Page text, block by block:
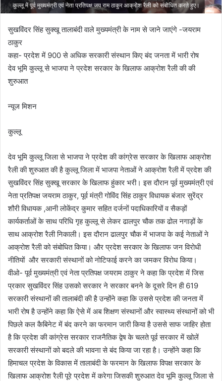
कुल्लू में पूर्व मुख्यमंत्री एवं नेता प्रतिपक्ष जय राम ठाकुर आक्रोश रैली को संबोधित करते हुए।
सुखविंदर सिंह सुक्खू तालाबंदी वाले मुख्यमंत्री के नाम से जाने जाएंगे -जयराम
ठाकुर
कहा- प्रदेश में 900 से अधिक सरकारी संस्थान किए बंद जनता में भारी रोष
देव भूमि कुल्लू से भाजपा ने प्रदेश सरकार के खिलाफ आक्रोश रैली की की
शुरुआत
न्यूज मिशन
कुल्लू
देव भूमि कुल्लू जिला से भाजपा ने प्रदेश की कांग्रेस सरकार के खिलाफ आक्रोश
रैली की शुरुआत की है कुल्लू जिला में भाजपा नेताओं ने आक्रोश रैली में प्रदेश की
सुखविंदर सिंह सुक्खू सरकार के खिलाफ हुंकार भरी। इस दौरान पूर्व मुख्यमंत्री एवं
नेता प्रतिपक्ष जयराम ठाकुर, पूर्व मंत्री गोविंद सिंह ठाकुर विधायक बंजार सुरेंद्र
शौरी विधायक ,आनी लोकेंद्र कुमार सहित दर्जनों पदाधिकारियों व सैकड़ों
कार्यकर्ताओं के साथ परिधि गृह कुल्लू से लेकर ढालपुर चौक तक ढोल नगाड़ों के
साथ आक्रोश रैली निकाली। इस दौरान ढालपुर चौक में भाजपा के कई नेताओं ने
आक्रोश रैली को संबोधित किया। और प्रदेश सरकार के खिलाफ जन विरोधी
नीतियों और सरकारी संस्थानों को नोटिफाई करने का जमकर विरोध किया।
वीओ- पूर्व मुख्यमंत्री एवं नेता प्रतिपक्ष जयराम ठाकुर ने कहा कि प्रदेश में जिस
प्रकार सुखविंदर सिंह उसको सरकार ने सरकार बनने के दूसरे दिन ही 619
सरकारी संस्थानों की तालाबंदी की है उन्होंने कहा कि उससे प्रदेश की जनता में
भारी रोष है उन्होंने कहा कि ऐसे में अब शिक्षण संस्थानों और स्वास्थ्य संस्थानों को भी
पिछले कल कैबिनेट में बंद करने का फरमान जारी किया है उससे साफ जाहिर होता
है कि प्रदेश की कांग्रेस सरकार राजनैतिक द्वेष के चलते पूर्व सरकार में खोलें
सरकारी संस्थानों को बदले की भावना से बंद किया जा रहा है। उन्होंने कहा कि
हिमाचल प्रदेश के विकास में तालाबंदी के फरमान के खिलाफ विपक्ष सरकार के
खिलाफ आक्रोश रैली पूरे प्रदेश में करेगा जिसकी शुरुआत देव भूमि कुल्लू जिला से